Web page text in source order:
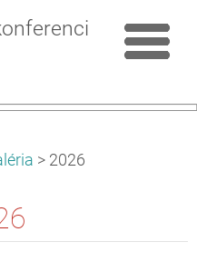
> 2026